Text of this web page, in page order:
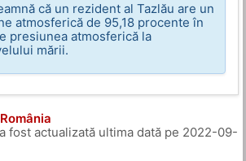
că un rezident al Tazlău are un
atmosferică de 95,18 procente în
presiunea atmosferică la
mării.
fost actualizată ultima dată pe 2022-09-